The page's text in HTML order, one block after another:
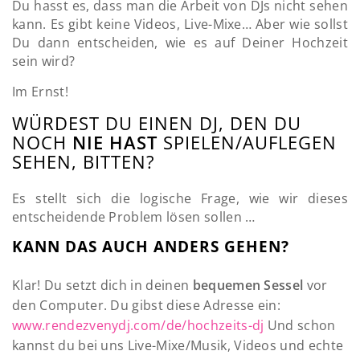
Du hasst es, dass man die Arbeit von DJs nicht sehen
kann. Es gibt keine Videos, Live-Mixe… Aber wie sollst
Du dann entscheiden, wie es auf Deiner Hochzeit
sein wird?
Im Ernst!
WÜRDEST DU EINEN DJ, DEN DU
NOCH NIE HAST SPIELEN/AUFLEGEN
SEHEN, BITTEN?
Es stellt sich die logische Frage, wie wir dieses
entscheidende Problem lösen sollen …
KANN DAS AUCH ANDERS GEHEN?
Klar! Du setzt dich in deinen bequemen Sessel vor
den Computer. Du gibst diese Adresse ein:
www.rendezvenydj.com/de/hochzeits-dj Und schon
kannst du bei uns Live-Mixe/Musik, Videos und echte